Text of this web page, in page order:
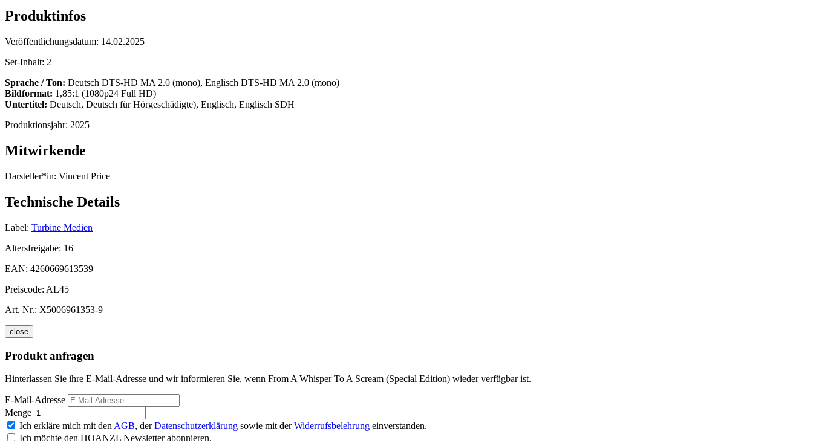
Produktinfos
Veröffentlichungsdatum: 14.02.2025
Set-Inhalt: 2
Sprache / Ton: Deutsch DTS-HD MA 2.0 (mono), Englisch DTS-HD MA 2.0 (mono)
Bildformat: 1,85:1 (1080p24 Full HD)
Untertitel: Deutsch, Deutsch für Hörgeschädigte), Englisch, Englisch SDH
Produktionsjahr: 2025
Mitwirkende
Darsteller*in: Vincent Price
Technische Details
Label: Turbine Medien
Altersfreigabe: 16
EAN: 4260669613539
Preiscode: AL45
Art. Nr.: X5006961353-9
close
Produkt anfragen
Hinterlassen Sie ihre E-Mail-Adresse und wir informieren Sie, wenn From A Whisper To A Scream (Special Edition) wieder verfügbar ist.
E-Mail-Adresse
Menge
Ich erkläre mich mit den AGB, derDatenschutzerklärung sowie mit derWiderrufsbelehrung einverstanden.
Ich möchte den HOANZL Newsletter abonnieren.